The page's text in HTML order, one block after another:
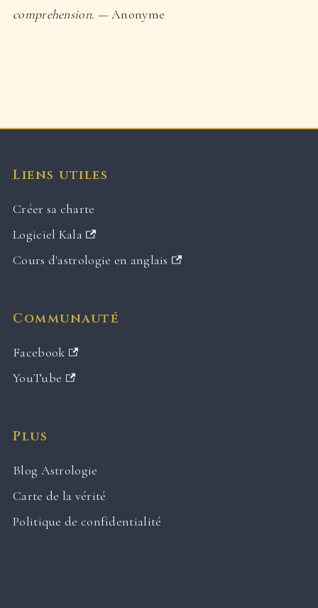
comprehension. — Anonyme
Liens utiles
Créer sa charte
Logiciel Kala
Cours d'astrologie en anglais
Communauté
Facebook
YouTube
Plus
Blog Astrologie
Carte de la vérité
Politique de confidentialité